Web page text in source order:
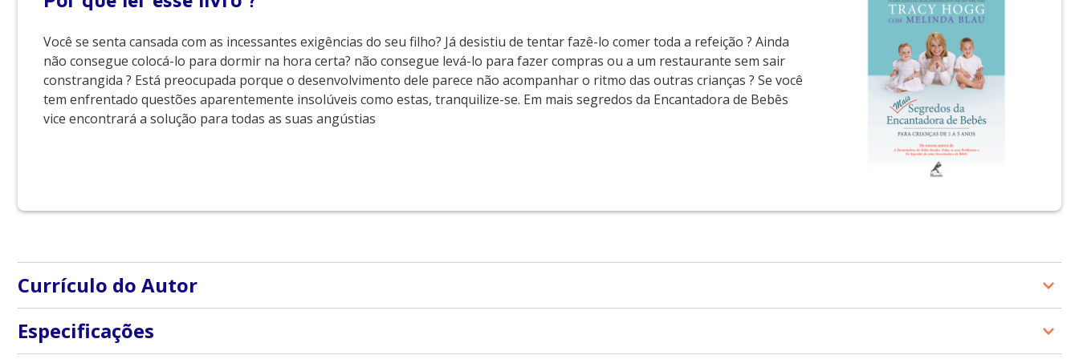
Você se senta cansada com as incessantes exigências do seu filho? Já desistiu de tentar fazê-lo comer toda a refeição ? Ainda
não consegue colocá-lo para dormir na hora certa? não consegue levá-lo para fazer compras ou a um restaurante sem sair
constrangida ? Está preocupada porque o desenvolvimento dele parece não acompanhar o ritmo das outras crianças ? Se você
tem enfrentado questões aparentemente insolúveis como estas, tranquilize-se. Em mais segredos da Encantadora de Bebês
vice encontrará a solução para todas as suas angústias
Currículo do Autor
Melinda Blau é uma premiada jornalista e autora de quinze livros. Conhecida por seus textos sobre famílias e relacionamentos, Melinda é a “voz” dos livros da série
bestseller A Encantadora de Bebês desde 2001. Mãe e avó, ela vive (entre outros lugares) em Northampton, Massachusetts, nos EUA.
Especificações